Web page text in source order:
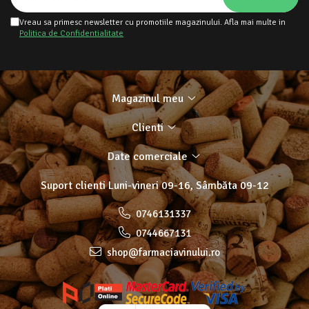
Vreau sa primesc newsletter cu promotiile magazinului. Afla mai multe in
Politica de Confidentialitate
Magazinul meu
Clienti
Date comerciale
Suport clientiLuni-vineri 09-16, Sâmbăta 09-12
0746131337
0744667131
shop@farmaciavinului.ro